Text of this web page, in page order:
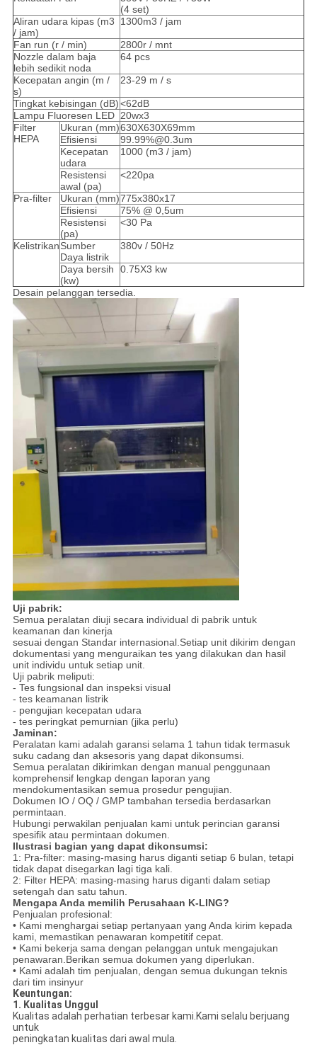
(4 set)
Aliran udara kipas (m3
/ jam)
1300m3 / jam
Fan run (r / min)
2800r / mnt
Nozzle dalam baja
lebih sedikit noda
64 pcs
Kecepatan angin (m /
s)
23-29 m / s
Tingkat kebisingan (dB)<62dB
Lampu Fluoresen LED 20wx3
Filter
HEPA
Ukuran (mm)630X630X69mm
Efisiensi
99.99%@0.3um
Kecepatan
udara
1000 (m3 / jam)
Resistensi
awal (pa)
<220pa
Pra-filter Ukuran (mm)775x380x17
Efisiensi
75% @ 0,5um
Resistensi
(pa)
<30 Pa
KelistrikanSumber
Daya listrik
380v / 50Hz
Daya bersih
(kw)
0.75X3 kw
Desain pelanggan tersedia.
Uji pabrik:
Semua peralatan diuji secara individual di pabrik untuk
keamanan dan kinerja
sesuai dengan Standar internasional.Setiap unit dikirim dengan
dokumentasi yang menguraikan tes yang dilakukan dan hasil
unit individu untuk setiap unit.
Uji pabrik meliputi:
- Tes fungsional dan inspeksi visual
- tes keamanan listrik
- pengujian kecepatan udara
- tes peringkat pemurnian (jika perlu)
Jaminan:
Peralatan kami adalah garansi selama 1 tahun tidak termasuk
suku cadang dan aksesoris yang dapat dikonsumsi.
Semua peralatan dikirimkan dengan manual penggunaan
komprehensif lengkap dengan laporan yang
mendokumentasikan semua prosedur pengujian.
Dokumen IO / OQ / GMP tambahan tersedia berdasarkan
permintaan.
Hubungi perwakilan penjualan kami untuk perincian garansi
spesifik atau permintaan dokumen.
Ilustrasi bagian yang dapat dikonsumsi:
1: Pra-filter: masing-masing harus diganti setiap 6 bulan, tetapi
tidak dapat disegarkan lagi tiga kali.
2: Filter HEPA: masing-masing harus diganti dalam setiap
setengah dan satu tahun.
Mengapa Anda memilih Perusahaan K-LING?
Penjualan profesional:
• Kami menghargai setiap pertanyaan yang Anda kirim kepada
kami, memastikan penawaran kompetitif cepat.
• Kami bekerja sama dengan pelanggan untuk mengajukan
penawaran.Berikan semua dokumen yang diperlukan.
• Kami adalah tim penjualan, dengan semua dukungan teknis
dari tim insinyur
Keuntungan:
1. Kualitas Unggul
Kualitas adalah perhatian terbesar kami.Kami selalu berjuang
untuk
peningkatan kualitas dari awal mula.